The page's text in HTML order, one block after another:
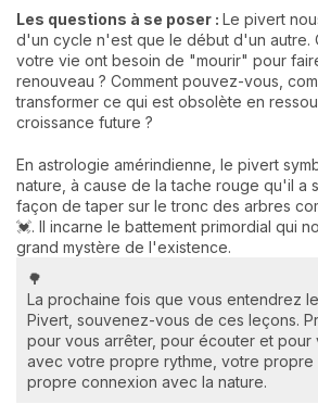
Les questions à se poser : Le pivert
d'un cycle n'est que le début d'un autre.
votre vie ont besoin de "mourir" pour
renouveau ? Comment pouvez-vous,
transformer ce qui est obsolète en
croissance future ?
En astrologie amérindienne, le pivert
nature, à cause de la tache rouge qu'il a
façon de taper sur le tronc des arbres
💓. Il incarne le battement primordial qui
grand mystère de l'existence.
🌳
La prochaine fois que vous entendrez
Pivert, souvenez-vous de ces leçons.
pour vous arrêter, pour écouter et pour
avec votre propre rythme, votre
propre connexion avec la nature.